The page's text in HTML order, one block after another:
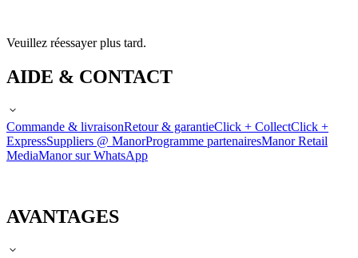
Veuillez réessayer plus tard.
AIDE & CONTACT
Commande & livraisonRetour & garantieClick + CollectClick +
ExpressSuppliers @ ManorProgramme partenairesManor Retail
MediaManor sur WhatsApp
AVANTAGES